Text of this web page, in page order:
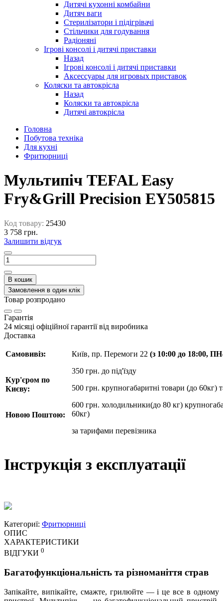
Дитячі кухонні комбайни
Дитяч ваги
Стерилізатори і підігрівачі
Стільчики для годування
Радіоняні
Ігрові консолі і дитячі приставки
Назад
Ігрові консолі і дитячі приставки
Аксессуары для игровых приставок
Коляски та автокрісла
Назад
Коляски та автокрісла
Дитячі автокрісла
Головна
Побутова техніка
Для кухні
Фритюрниці
Мультипіч TEFAL Easy
Fry&Grill Precision EY505815
Код товару: 25430
3 758 грн.
Залишити відгук
В кошик
Замовлення в один клік
Товар розпродано
Гарантія
24 місяці офіційної гарантії від виробника
Доставка
Самовивіз:
Кур'єром по
Києву:
Новою Поштою:
Київ, пр. Перемоги 22 (з 10:00 до 18:00,
350 грн. до під'їзду
500 грн. крупногабаритні товари (до 60кг)
600 грн. холодильники(до 80 кг)
60кг)
за тарифами перевізника
Інструкція з експлуатації
Категориї: Фритюрниці
ОПИС
ХАРАКТЕРИСТИКИ
ВІДГУКИ 0
Багатофункціональність та різноманіття страв
Запікайте, випікайте, смажте, грилюйте — і це все в одному